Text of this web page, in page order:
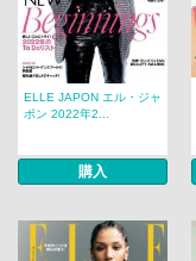
ELLE JAPON エル・ジャ
ポン 2022年2...
購入